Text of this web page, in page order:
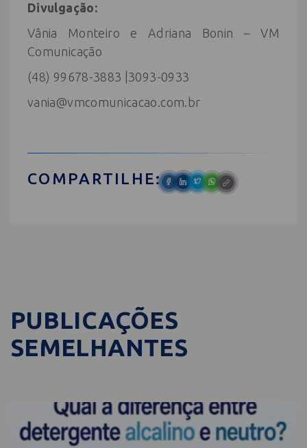
Divulgação:
Vânia Monteiro e Adriana Bonin – VM
Comunicação
(48) 99678-3883 |3093-0933
vania@vmcomunicacao.com.br
COMPARTILHE:
PUBLICAÇÕES
SEMELHANTES